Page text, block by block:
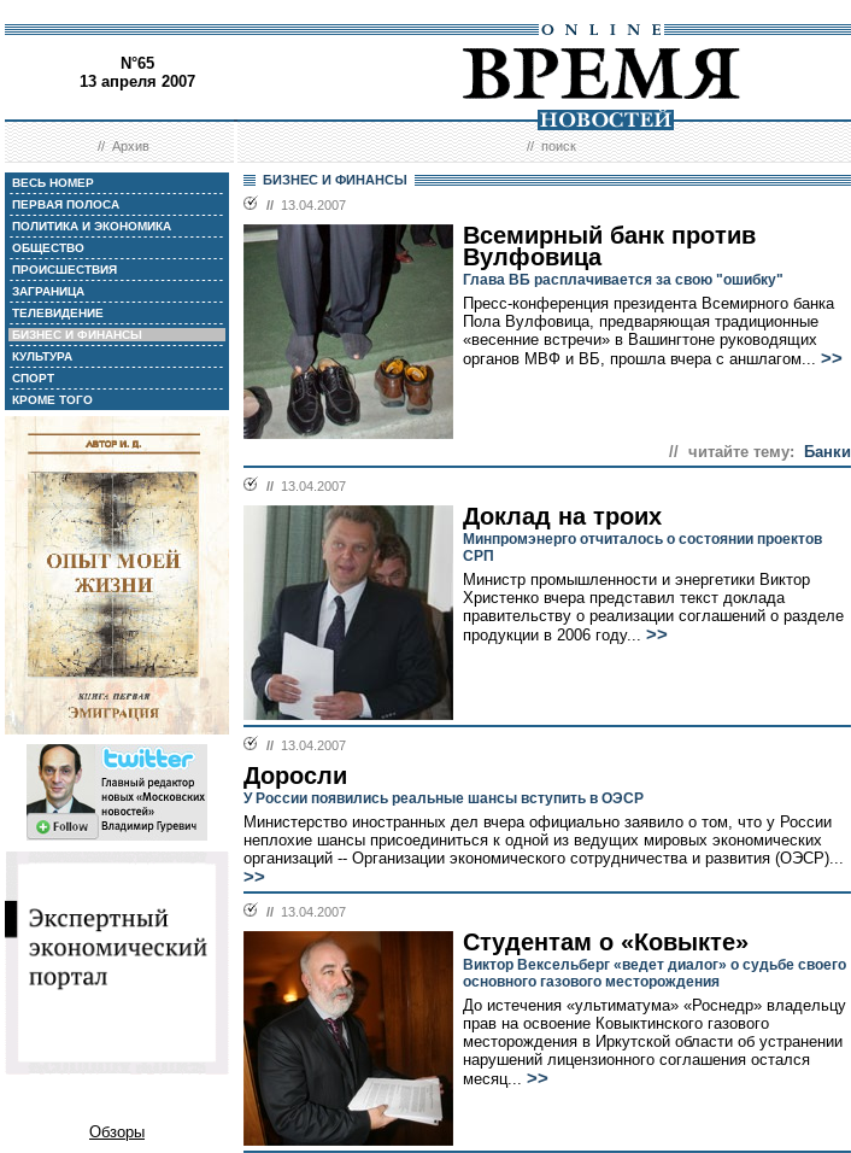
N°65
13 апреля 2007
//Архив //поиск
ВЕСЬ НОМЕР
ПЕРВАЯ ПОЛОСА
ПОЛИТИКА И ЭКОНОМИКА
ОБЩЕСТВО
ПРОИСШЕСТВИЯ
ЗАГРАНИЦА
ТЕЛЕВИДЕНИЕ
БИЗНЕС И ФИНАНСЫ
КУЛЬТУРА
СПОРТ
КРОМЕ ТОГО
Обзоры
БИЗНЕС И ФИНАНСЫ
// 13.04.2007
Всемирный банк против
Вулфовица
Глава ВБ расплачивается за свою "ошибку"
Пресс-конференция президента Всемирного банка
Пола Вулфовица, предваряющая традиционные
«весенние встречи» в Вашингтоне руководящих
органов МВФ и ВБ, прошла вчера с аншлагом... >>
// читайте тему: Банки
// 13.04.2007
Доклад на троих
Минпромэнерго отчиталось о состоянии проектов
СРП
Министр промышленности и энергетики Виктор
Христенко вчера представил текст доклада
правительству о реализации соглашений о разделе
продукции в 2006 году... >>
// 13.04.2007
Доросли
У России появились реальные шансы вступить в ОЭСР
Министерство иностранных дел вчера официально заявило о том, что у России
неплохие шансы присоединиться к одной из ведущих мировых экономических
организаций -- Организации экономического сотрудничества и развития (ОЭСР)...
>>
// 13.04.2007
Студентам о «Ковыкте»
Виктор Вексельберг «ведет диалог» о судьбе своего
основного газового месторождения
До истечения «ультиматума» «Роснедр» владельцу
прав на освоение Ковыктинского газового
месторождения в Иркутской области об устранении
нарушений лицензионного соглашения остался
месяц... >>